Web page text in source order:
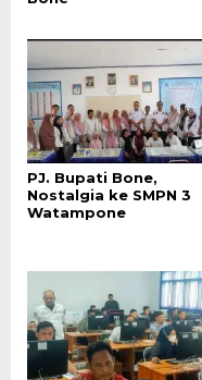
PJ. Bupati Bone,
Nostalgia ke SMPN 3
Watampone